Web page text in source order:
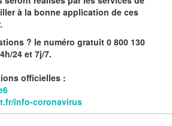
à la bonne application de ces
? le numéro gratuit 0 800 130
24 et 7j/7.
officielles :
info-coronavirus